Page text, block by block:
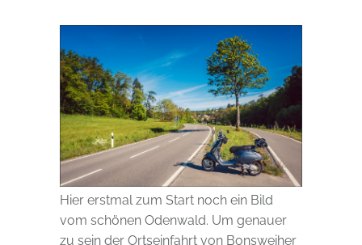
Hier erstmal zum Start noch ein Bild
vom schönen Odenwald. Um genauer
zu sein der Ortseinfahrt von Bonsweiher